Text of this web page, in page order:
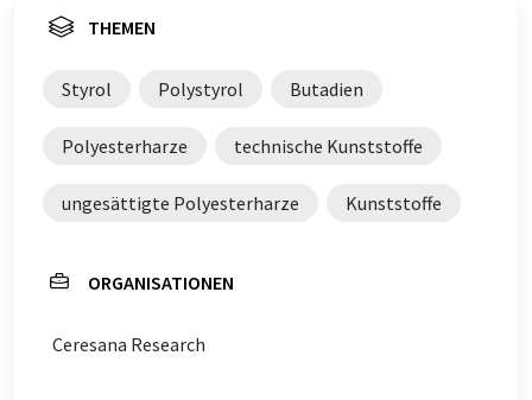
THEMEN
Styrol Polystyrol Butadien
Polyesterharze technische Kunststoffe
ungesättigte Polyesterharze Kunststoffe
ORGANISATIONEN
Ceresana Research